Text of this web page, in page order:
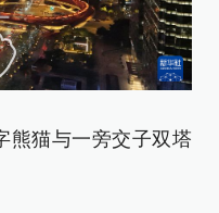
熊猫与一旁交子双塔